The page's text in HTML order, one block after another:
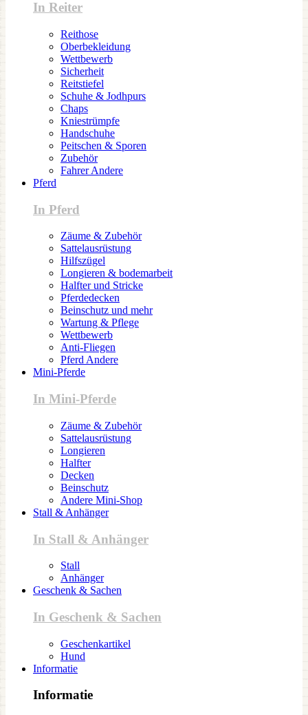
In Reiter
Reithose
Oberbekleidung
Wettbewerb
Sicherheit
Reitstiefel
Schuhe & Jodhpurs
Chaps
Kniestrümpfe
Handschuhe
Peitschen & Sporen
Zubehör
Fahrer Andere
Pferd
In Pferd
Zäume & Zubehör
Sattelausrüstung
Hilfszügel
Longieren & bodemarbeit
Halfter und Stricke
Pferdedecken
Beinschutz und mehr
Wartung & Pflege
Wettbewerb
Anti-Fliegen
Pferd Andere
Mini-Pferde
In Mini-Pferde
Zäume & Zubehör
Sattelausrüstung
Longieren
Halfter
Decken
Beinschutz
Andere Mini-Shop
Stall & Anhänger
In Stall & Anhänger
Stall
Anhänger
Geschenk & Sachen
In Geschenk & Sachen
Geschenkartikel
Hund
Informatie
Informatie